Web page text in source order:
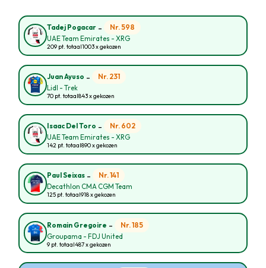
Tadej Pogacar - Nr. 598
UAE Team Emirates - XRG
209 pt. totaal1003 x gekozen
Juan Ayuso - Nr. 231
Lidl - Trek
70 pt. totaal843 x gekozen
Isaac Del Toro - Nr. 602
UAE Team Emirates - XRG
142 pt. totaal890 x gekozen
Paul Seixas - Nr. 141
Decathlon CMA CGM Team
125 pt. totaal918 x gekozen
Romain Gregoire - Nr. 185
Groupama - FDJ United
9 pt. totaal487 x gekozen